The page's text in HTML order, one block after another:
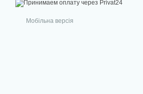
Мобільна версія